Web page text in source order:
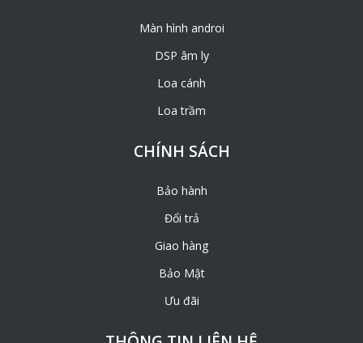
Màn hình androi
DSP âm ly
Loa cánh
Loa trầm
CHÍNH SÁCH
Bảo hành
Đổi trả
Giao hàng
Bảo Mật
Ưu đãi